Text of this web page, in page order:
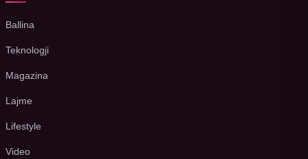
Ballina
Teknologji
Magazina
Lajme
Lifestyle
Video